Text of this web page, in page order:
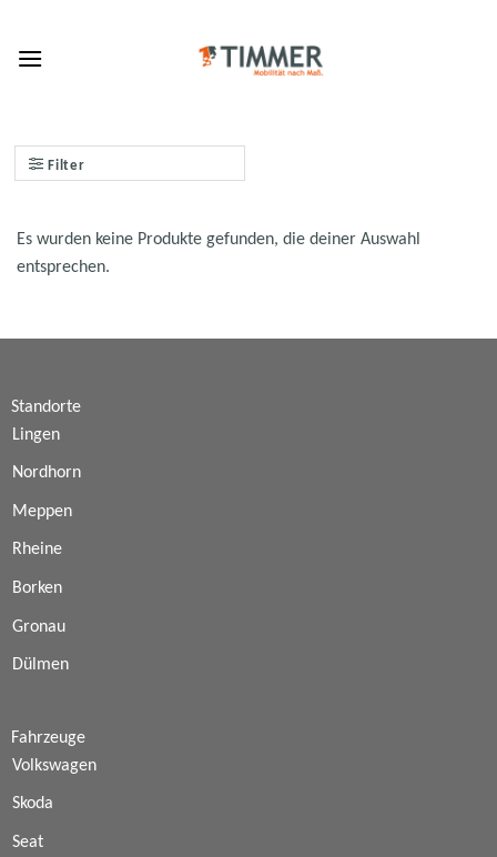
content
Filter
Es wurden keine Produkte gefunden, die deiner Auswahl
entsprechen.
Standorte
Lingen
Nordhorn
Meppen
Rheine
Borken
Gronau
Dülmen
Fahrzeuge
Volkswagen
Skoda
Seat